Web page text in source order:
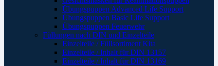
Übungspuppen Advanced Life Support
Übungspuppen Basic Life Support
Übungspuppen Feuerwehr
Füllungen nach DIN und Einzelteile
Einzelteile / Füllsortiment Kita
Einzelteile / Inhalt für DIN 13157
Einzelteile / Inhalt für DIN 13169